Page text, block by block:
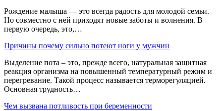
Рождение малыша — это всегда радость для молодой семьи.
Но совместно с ней приходят новые заботы и волнения. В
первую очередь, это,…
Причины почему сильно потеют ноги у мужчин
Выделение пота – это, прежде всего, натуральная защитная
реакция организма на повышенный температурный режим и
перегревание. Такой процесс называется терморегуляцией.
Основная трудность…
Чем вызвана потливость при беременности